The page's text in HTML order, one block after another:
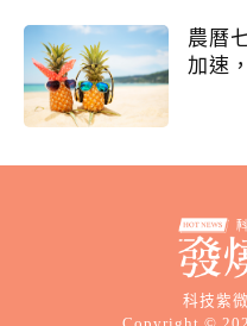
農曆
加速
科技紫